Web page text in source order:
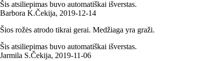
Šis atsiliepimas buvo automatiškai išverstas.
Barbora K.Čekija, 2019‑12‑14
Šios rožės atrodo tikrai gerai. Medžiaga yra graži.
Šis atsiliepimas buvo automatiškai išverstas.
Jarmila S.Čekija, 2019‑11‑06